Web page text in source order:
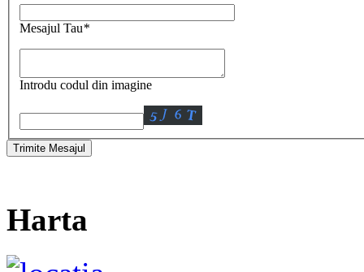
Mesajul Tau*
Introdu codul din imagine
Harta